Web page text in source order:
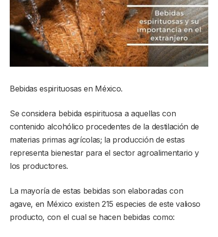
Bebidas espirituosas en México.
Se considera bebida espirituosa a aquellas con
contenido alcohólico procedentes de la destilación de
materias primas agrícolas; la producción de estas
representa bienestar para el sector agroalimentario y
los productores.
La mayoría de estas bebidas son elaboradas con
agave, en México existen 215 especies de este valioso
producto, con el cual se hacen bebidas como: